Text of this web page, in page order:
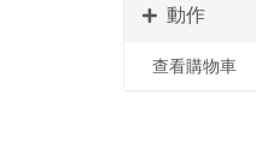
動作
查看購物車